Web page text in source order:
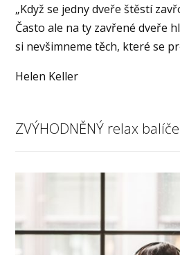
„Když se jedny dveře štěstí
Často ale na ty zavřené dveře
si nevšimneme těch, které se
Helen Keller
ZVÝHODNĚNÝ relax